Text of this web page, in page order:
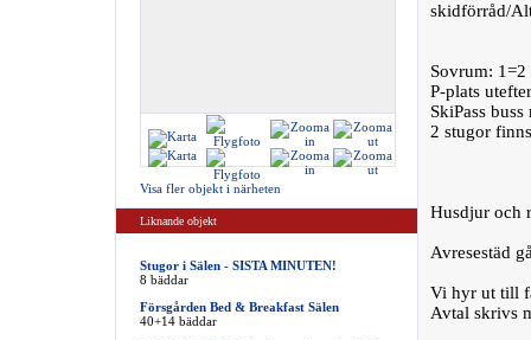
Visa fler objekt i närheten
Liknande objekt
Stugor i Sälen - SISTA MINUTEN!
8 bäddar
Försgården Bed & Breakfast Sälen
40+14 bäddar
skidförråd/
Sovrum:
P-plats
SkiPass
2 stugor
Husdjur och
Avresestäd
Vi hyr ut till
Avtal skrivs